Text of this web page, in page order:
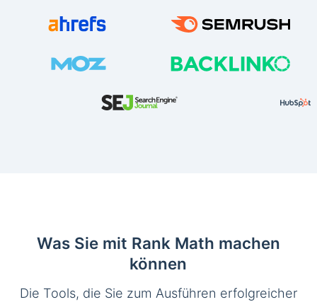
Was Sie mit Rank Math machen
können
Die Tools, die Sie zum Ausführen erfolgreicher